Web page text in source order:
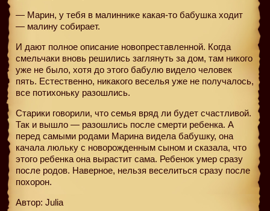
— Марин, у тебя в малиннике какая-то бабушка ходит
— малину собирает.
И дают полное описание новопреставленной. Когда
смельчаки вновь решились заглянуть за дом, там никого
уже не было, хотя до этого бабулю видело человек
пять. Естественно, никакого веселья уже не получалось,
все потихоньку разошлись.
Старики говорили, что семья вряд ли будет счастливой.
Так и вышло — разошлись после смерти ребенка. А
перед самыми родами Марина видела бабушку, она
качала люльку с новорожденным сыном и сказала, что
этого ребенка она вырастит сама. Ребенок умер сразу
после родов. Наверное, нельзя веселиться сразу после
похорон.
Автор: Julia